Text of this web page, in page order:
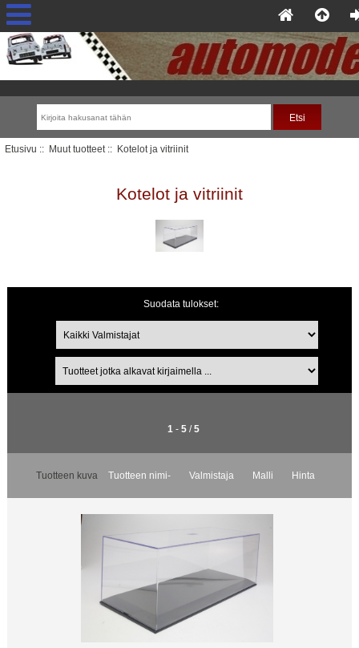
Etusivu :: Muut tuotteet:: Kotelot ja vitriinit
Kotelot ja vitriinit
Suodata tulokset:
1 - 5 /5
Tuotteen kuva Tuotteen nimi- Valmistaja Malli Hinta